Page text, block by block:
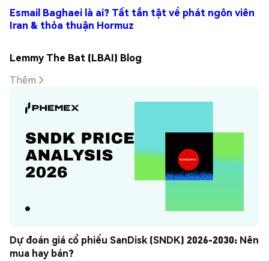
Esmail Baghaei là ai? Tất tần tật về phát ngôn viên
Iran & thỏa thuận Hormuz
Lemmy The Bat (LBAI) Blog
Thêm
Dự đoán giá cổ phiếu SanDisk (SNDK) 2026-2030: Nên
mua hay bán?